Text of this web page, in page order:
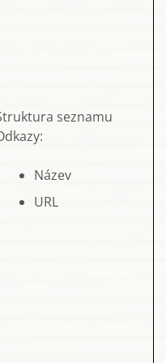
seznamu
Název
URL